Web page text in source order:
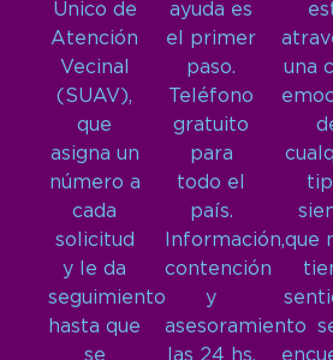
Único de
Atención
Vecinal
(SUAV),
que
asigna un
número a
cada
solicitud
y le da
seguimiento
hasta que
se
ayuda es
el primer
paso.
Teléfono
gratuito
para
todo el
país.
Información,
contención
y
asesoramiento
las 24 hs,
una
que